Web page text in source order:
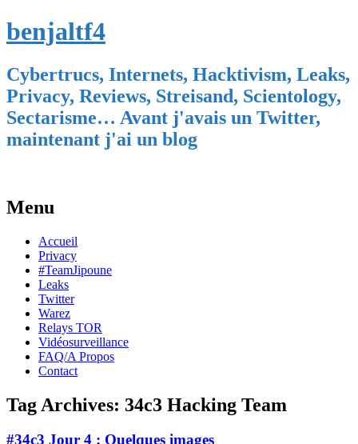
benjaltf4
Cybertrucs, Internets, Hacktivism, Leaks,
Privacy, Reviews, Streisand, Scientology,
Sectarisme… Avant j'avais un Twitter,
maintenant j'ai un blog
Menu
Skip
content
Accueil
Privacy
#TeamJipoune
Leaks
Twitter
Warez
Relays TOR
Vidéosurveillance
FAQ/A Propos
Contact
Tag Archives: 34c3 Hacking Team
#34c3 Jour 4 : Quelques images